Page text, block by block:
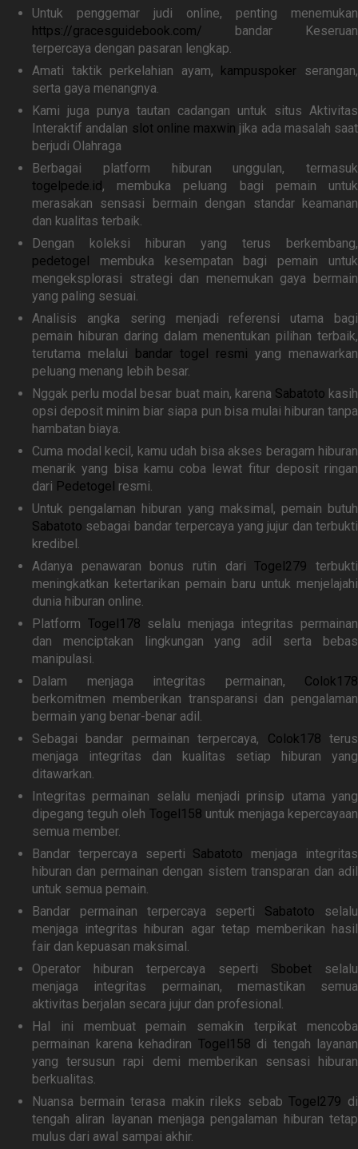
Untuk penggemar judi online, penting menemukan
https://gracesguidebook.com/ bandar Keseruan
terpercaya dengan pasaran lengkap.
Amati taktik perkelahian ayam, kampuspoker serangan,
serta gaya menangnya.
Kami juga punya tautan cadangan untuk situs Aktivitas
Interaktif andalan slot online maxwin jika ada masalah saat
berjudi Olahraga
Berbagai platform hiburan unggulan, termasuk
togelpede.id , membuka peluang bagi pemain untuk
merasakan sensasi bermain dengan standar keamanan
dan kualitas terbaik.
Dengan koleksi hiburan yang terus berkembang,
pedetogel
membuka kesempatan bagi pemain untuk
mengeksplorasi strategi dan menemukan gaya bermain
yang paling sesuai.
Analisis angka sering menjadi referensi utama bagi
pemain hiburan daring dalam menentukan pilihan terbaik,
terutama melalui
bandar togel resmi yang menawarkan
peluang menang lebih besar.
Nggak perlu modal besar buat main, karena Sabatoto kasih
opsi deposit minim biar siapa pun bisa mulai hiburan tanpa
hambatan biaya.
Cuma modal kecil, kamu udah bisa akses beragam hiburan
menarik yang bisa kamu coba lewat fitur deposit ringan
dari Pedetogel resmi.
Untuk pengalaman hiburan yang maksimal, pemain butuh
Sabatoto sebagai bandar terpercaya yang jujur dan terbukti
kredibel.
Adanya penawaran bonus rutin dariTogel279 terbukti
meningkatkan ketertarikan pemain baru untuk menjelajahi
dunia hiburan online.
Platform Togel178 selalu menjaga integritas permainan
dan menciptakan lingkungan yang adil serta bebas
manipulasi.
Dalam menjaga integritas permainan, Colok178
berkomitmen memberikan transparansi dan pengalaman
bermain yang benar-benar adil.
Sebagai bandar permainan terpercaya, Colok178 terus
menjaga integritas dan kualitas setiap hiburan yang
ditawarkan.
Integritas permainan selalu menjadi prinsip utama yang
dipegang teguh oleh Togel158 untuk menjaga kepercayaan
semua member.
Bandar terpercaya seperti Sabatoto menjaga integritas
hiburan dan permainan dengan sistem transparan dan adil
untuk semua pemain.
Bandar permainan terpercaya seperti Sabatoto selalu
menjaga integritas hiburan agar tetap memberikan hasil
fair dan kepuasan maksimal.
Operator hiburan terpercaya seperti Sbobet selalu
menjaga integritas permainan, memastikan semua
aktivitas berjalan secara jujur dan profesional.
Hal ini membuat pemain semakin terpikat mencoba
permainan karena kehadiran Togel158 di tengah layanan
yang tersusun rapi demi memberikan sensasi hiburan
berkualitas.
Nuansa bermain terasa makin rileks sebabTogel279 di
tengah aliran layanan menjaga pengalaman hiburan tetap
mulus dari awal sampai akhir.